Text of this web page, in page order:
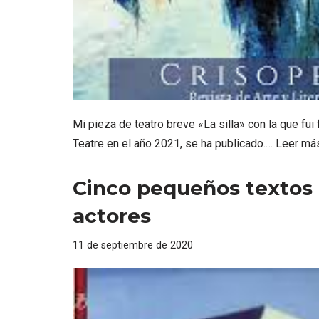
Mi pieza de teatro breve «La silla» con la que
Teatre en el año 2021, se ha publicado.… Leer
Cinco pequeños textos
actores
11 de septiembre de 2020